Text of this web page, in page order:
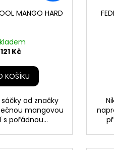
MANGO HARD
121 Kč
KOŠÍKU
od značky
mangovou
pořádnou...